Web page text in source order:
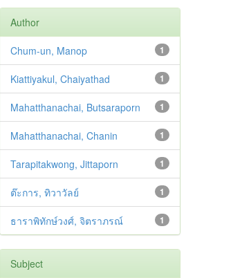
Author
1
Chum-un, Manop
1
Kiattiyakul, Chaiyathad
1
Mahatthanachai, Butsaraporn
1
Mahatthanachai, Chanin
1
Tarapitakwong, Jittaporn
1
ต๊ะการ, ทิวาวัลย์
1
ธาราพิทักษ์วงศ์, จิตราภรณ์
Subject